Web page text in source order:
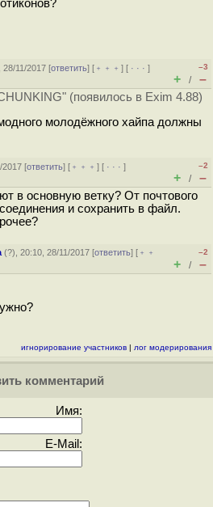
28/11/2017 [ответить] [ ﹢﹢﹢] [ · · ·]
–3
+ / –
(появилось в Exim 4.88)
молодёжного хайпа должны
2017 [ответить] [ ﹢﹢﹢] [ · · ·]
–2
+ / –
в основную ветку? От почтового
и сохранить в файл.
(?), 20:10, 28/11/2017 [ответить] [ ﹢﹢
–2
+ / –
игнорирование участников | лог модерирования
комментарий
Имя:
E-Mail: